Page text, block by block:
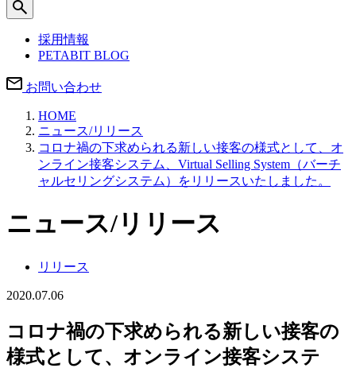
採用情報
PETABIT BLOG
お問い合わせ
HOME
ニュース/リリース
コロナ禍の下求められる新しい接客の様式として、オ
ンライン接客システム、Virtual Selling System（バーチ
ャルセリングシステム）をリリースいたしました。
ニュース/リリース
リリース
2020.07.06
コロナ禍の下求められる新しい接客の
様式として、オンライン接客システ